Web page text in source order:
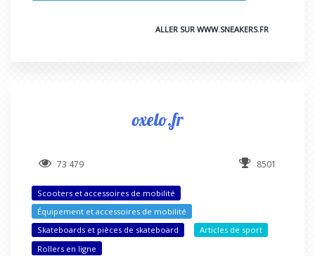
ALLER SUR WWW.SNEAKERS.FR
oxelo.fr
73 479 8501
Scooters et accessoires de mobilité
Équipement et accessoires de mobilité
Skateboards et pièces de skateboard
Articles de sport
Rollers en ligne